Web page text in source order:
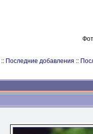
:: Последние добавления ::